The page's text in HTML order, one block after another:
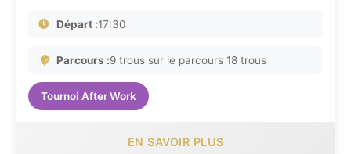
Départ :17:30
Parcours :9 trous sur le parcours 18 trous
Tournoi After Work
EN SAVOIR PLUS